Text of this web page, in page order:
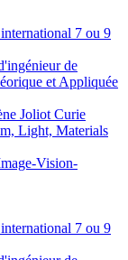
7 ou 9
de
et Appliquée
Joliot Curie
Light, Materials
Vision-
7 ou 9